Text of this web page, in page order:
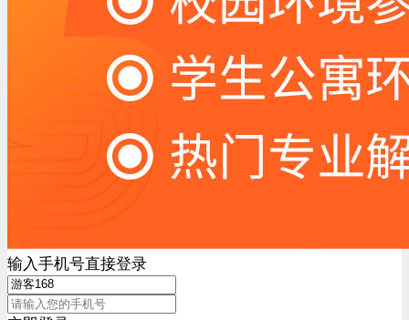
输入手机号直接登录